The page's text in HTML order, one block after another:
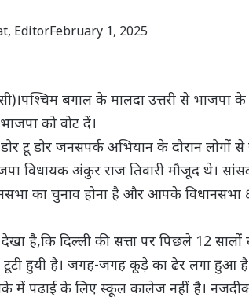
EditorFebruary 1, 2025
बंगाल के मालदा उत्तरी से
को वोट दें।
टू डोर जनसंपर्क अभियान के दौरान लोगों
विधायक अंकुर राज तिवारी मौजूद थे।
का चुनाव होना है और आपके विधानसभा
है,कि दिल्ली की सत्ता पर पिछले 12
टूटी हुयी है। जगह-जगह कूड़े का ढेर लगा
में पढ़ाई के लिए स्कूल कालेज नहीं है।